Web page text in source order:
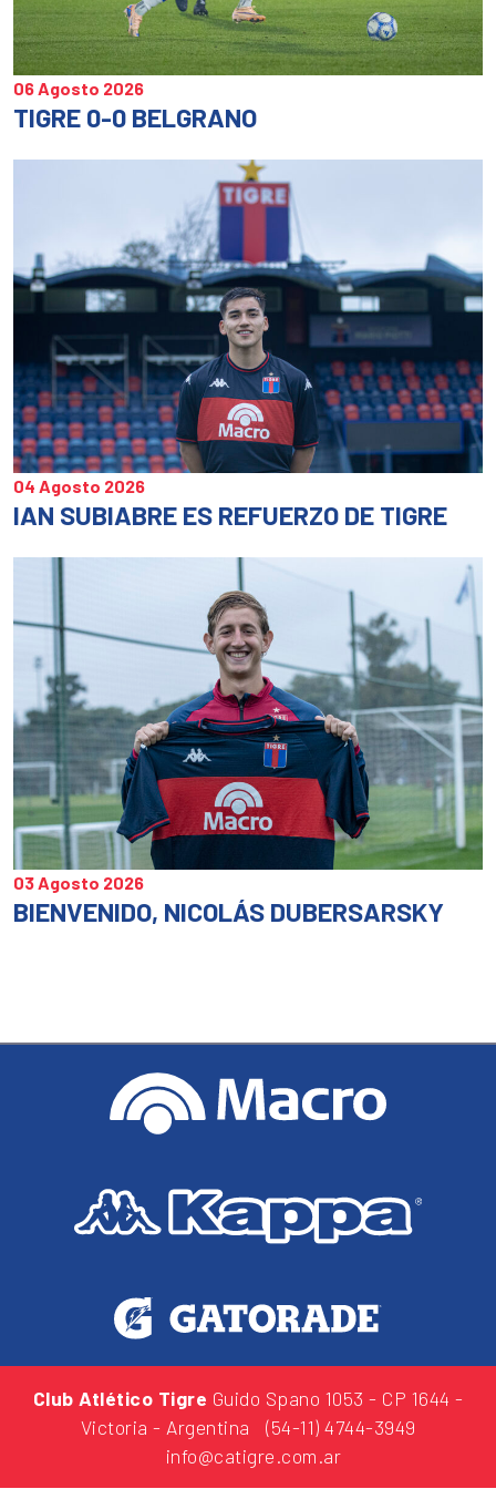
06 Agosto 2026
TIGRE 0-0 BELGRANO
04 Agosto 2026
IAN SUBIABRE ES REFUERZO DE TIGRE
03 Agosto 2026
BIENVENIDO, NICOLÁS DUBERSARSKY
Club Atlético Tigre Guido Spano 1053 - CP 1644 -
Victoria - Argentina
(54-11) 4744-3949
info@catigre.com.ar